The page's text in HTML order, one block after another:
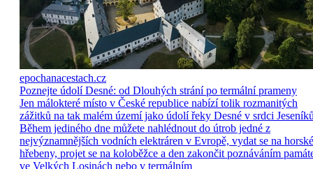
epochanacestach.cz
Poznejte údolí Desné: od Dlouhých strání po termální prameny
Jen málokteré místo v České republice nabízí tolik rozmanitých
zážitků na tak malém území jako údolí řeky Desné v srdci
Během jediného dne můžete nahlédnout do útrob jedné z
nejvýznamnějších vodních elektráren v Evropě, vydat se na horské
hřebeny, projet se na koloběžce a den zakončit poznáváním
ve Velkých Losinách nebo v termálním